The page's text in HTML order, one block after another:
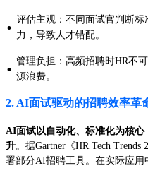
· 评估主观：不同面试官判断
力，导致人才错配。
· 管理负担：高频招聘时HR不
源浪费。
2. AI面试驱动的招聘效率革
AI面试以自动化、标准化为核
升。据Gartner《HR Tech
署部分AI招聘工具。在实际应用